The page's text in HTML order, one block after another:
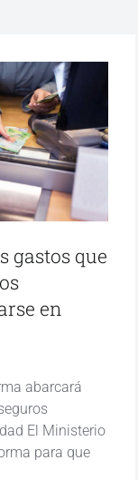
gastos que
en
abarcará
El Ministerio
para que